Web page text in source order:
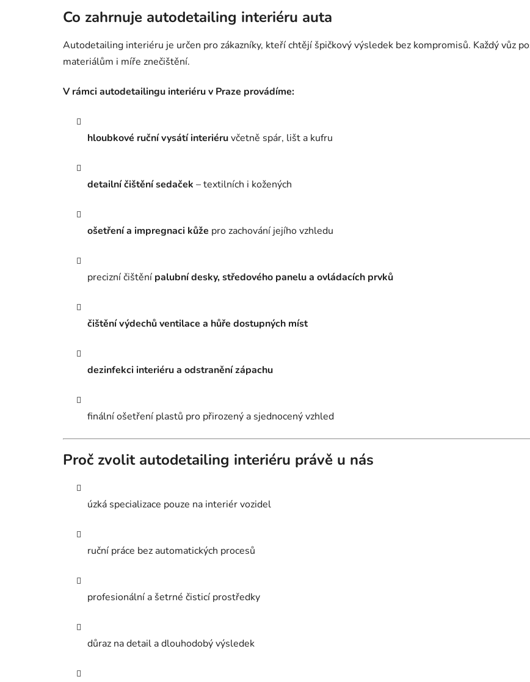
Co zahrnuje autodetailing interiéru auta
Autodetailing interiéru je určen pro zákazníky, kteří chtějí špičkový výsledek bez kompromisů. Každý vůz
materiálům i míře znečištění.
V rámci autodetailingu interiéru v Praze provádíme:
hloubkové ruční vysátí interiéruvčetně spár, lišt a kufru
detailní čištění sedaček – textilních i kožených
ošetření a impregnaci kůže pro zachování jejího vzhledu
precizní čištění palubní desky, středového panelu a ovládacích prvků
čištění výdechů ventilace a hůře dostupných míst
dezinfekci interiéru a odstranění zápachu
finální ošetření plastů pro přirozený a sjednocený vzhled
Proč zvolit autodetailing interiéru právě u nás
úzká specializace pouze na interiér vozidel
ruční práce bez automatických procesů
profesionální a šetrné čisticí prostředky
důraz na detail a dlouhodobý výsledek